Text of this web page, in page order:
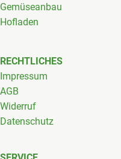
Gemüseanbau
Hofladen
RECHTLICHES
Impressum
AGB
Widerruf
Datenschutz